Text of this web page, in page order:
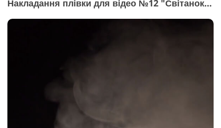
Накладання плівки для відео №12 "Світанок з Times"